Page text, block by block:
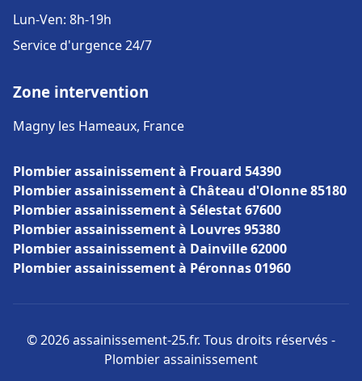
Lun-Ven: 8h-19h
Service d'urgence 24/7
Zone intervention
Magny les Hameaux, France
Plombier assainissement à Frouard 54390
Plombier assainissement à Château d'Olonne 85180
Plombier assainissement à Sélestat 67600
Plombier assainissement à Louvres 95380
Plombier assainissement à Dainville 62000
Plombier assainissement à Péronnas 01960
© 2026 assainissement-25.fr. Tous droits réservés -
Plombier assainissement